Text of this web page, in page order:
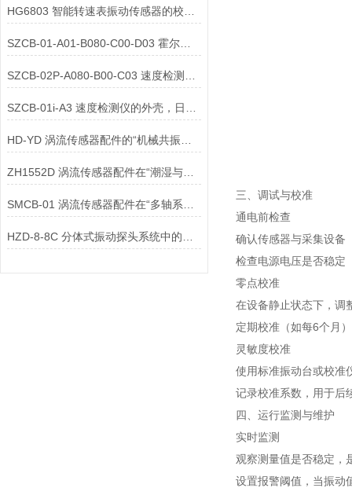
SZCB-01-A01-B080-C00-D03 霍尔传度检测仪的感器，选型时注意事项
ZH1552D 涡流传感器配件在“潮湿与水浸环境”
三、调试与校准
通电前检查
确认传感器与采集设备
检查电源电压是否稳定
零点校准
在设备静止状态下，调
定期校准（如每6个月
灵敏度校准
使用标准振动台或校准
记录校准系数，用于后
四、运行监测与维护
实时监测
观察测量值是否稳定，
设置报警阈值，当振动